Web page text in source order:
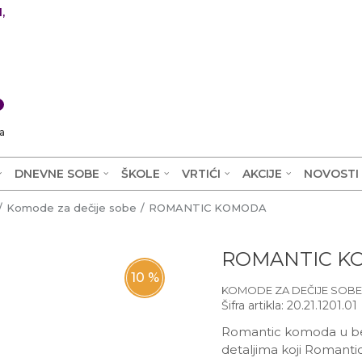
DNEVNE SOBE ŠKOLE VRTIĆI AKCIJE NOVOSTI
Komode za dečije sobe ROMANTIC KOMODA
10 %
ROMANTIC
KOMODE ZA DEČIJE SOBE
Šifra artikla: 20.21.1201.01
Romantic komoda u
detaljima koji